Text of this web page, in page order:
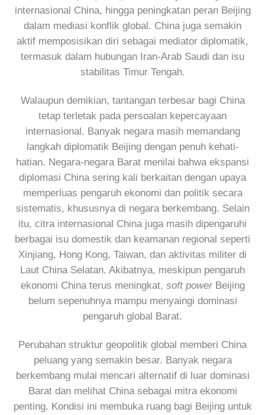
internasional China, hingga peningkatan peran Beijing
dalam mediasi konflik global. China juga semakin
aktif memposisikan diri sebagai mediator diplomatik,
termasuk dalam hubungan Iran-Arab Saudi dan isu
stabilitas Timur Tengah.
Walaupun demikian, tantangan terbesar bagi China
tetap terletak pada persoalan kepercayaan
internasional. Banyak negara masih memandang
langkah diplomatik Beijing dengan penuh kehati-
hatian. Negara-negara Barat menilai bahwa ekspansi
diplomasi China sering kali berkaitan dengan upaya
memperluas pengaruh ekonomi dan politik secara
sistematis, khususnya di negara berkembang. Selain
itu, citra internasional China juga masih dipengaruhi
berbagai isu domestik dan keamanan regional seperti
Xinjiang, Hong Kong, Taiwan, dan aktivitas militer di
Laut China Selatan. Akibatnya, meskipun pengaruh
ekonomi China terus meningkat, soft powerBeijing
belum sepenuhnya mampu menyaingi dominasi
pengaruh global Barat.
Perubahan struktur geopolitik global memberi China
peluang yang semakin besar. Banyak negara
berkembang mulai mencari alternatif di luar dominasi
Barat dan melihat China sebagai mitra ekonomi
penting. Kondisi ini membuka ruang bagi Beijing untuk